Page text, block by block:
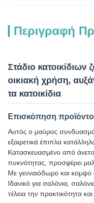
Περιγραφή
Στάδιο
οικιακή χρήση,
τα κατοικίδια
Επισκόπηση
Αυτός ο μαύρος
εξαιρετικά έπιπλα
Κατασκευασμένο από
πυκνότητας, προσφέρει
Με γενναιόδωρο και κομψό
Ιδανικό για σαλόνια,
τέλεια την πρακτικότητα και